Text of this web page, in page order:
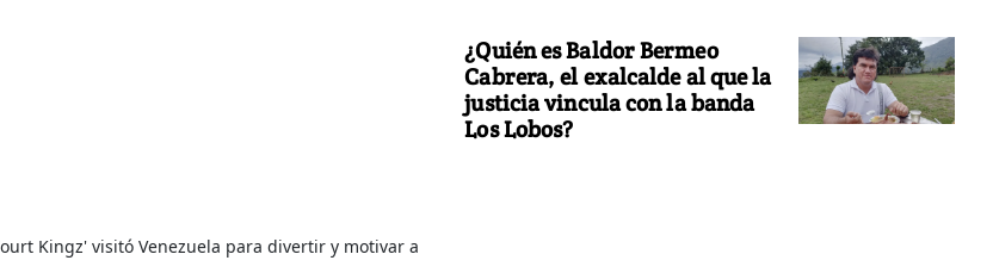
Kingz' visitó Venezuela para divertir y motivar a
¿Quién es Baldor Bermeo
Cabrera, el exalcalde al que la
justicia vincula con la banda
Los Lobos?